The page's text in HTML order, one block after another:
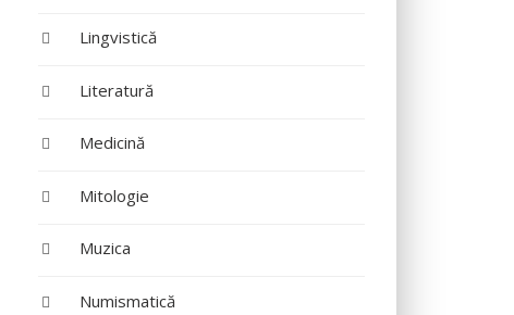
Lingvistică
Literatură
Medicină
Mitologie
Muzica
Numismatică